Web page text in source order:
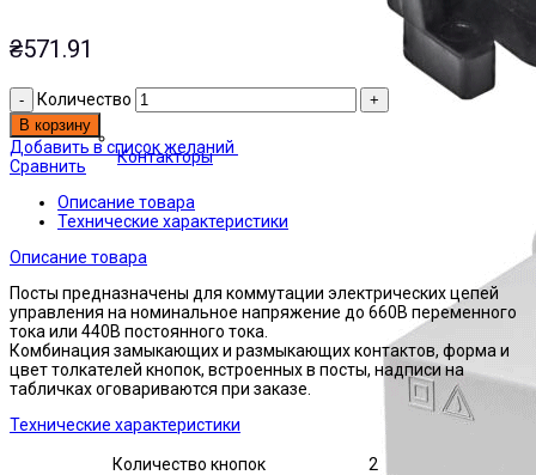
Контакторы
₴571.91
Количество
В корзину
Добавить в список желаний
Сравнить
Описание товара
Технические характеристики
Описание товара
Посты предназначены для коммутации электрических цепей
управления на номинальное напряжение до 660В переменного
тока или 440В постоянного тока.
Комбинация замыкающих и размыкающих контактов, форма и
цвет толкателей кнопок, встроенных в посты, надписи на
табличках оговариваются при заказе.
Технические характеристики
Количество кнопок 2